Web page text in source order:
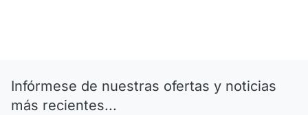
Infórmese de nuestras ofertas y noticias
más recientes...